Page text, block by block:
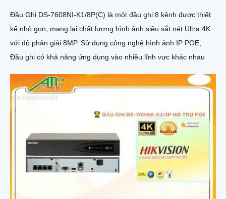
Đầu Ghi DS-7608NI-K1/8P(C) là một đầu ghi 8 kênh được thiết
kế nhỏ gọn, mang lại chất lượng hình ảnh siêu sắt nét Ultra 4K
với độ phân giải 8MP. Sử dụng công nghệ hình ảnh IP POE,
Đầu ghi có khả năng ứng dụng vào nhiều lĩnh vực khác nhau